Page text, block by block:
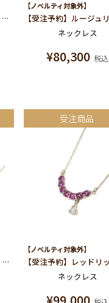
【受注予約】パーリーホワイトスマイル ネックレス
【ノベルティ対象外】
ネックレス
¥80,300 税込
【受注予約】ブルーアイズ ネックレス
受注商品
【ノベルティ対象外】
ネックレス